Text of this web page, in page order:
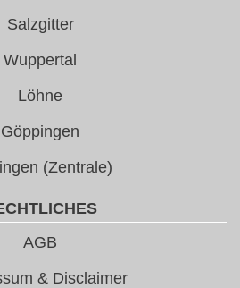
Salzgitter
Wuppertal
Löhne
Göppingen
(Zentrale)
AGB
& Disclaimer